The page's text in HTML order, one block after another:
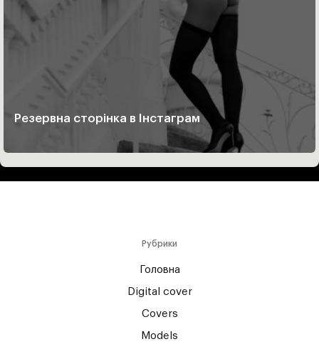
Резервна сторінка в Інстаграм
Рубрики
Головна
Digital cover
Covers
Models